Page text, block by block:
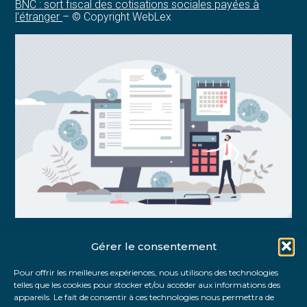
Gérer le consentement
Pour offrir les meilleures expériences, nous utilisons des technologies
telles que les cookies pour stocker et/ou accéder aux informations des
appareils. Le fait de consentir à ces technologies nous permettra de
BNC : sort fiscal des cotisations sociales payées à
l’étranger – © Copyright WebLex
FaceBook
TwitterLinkedIn